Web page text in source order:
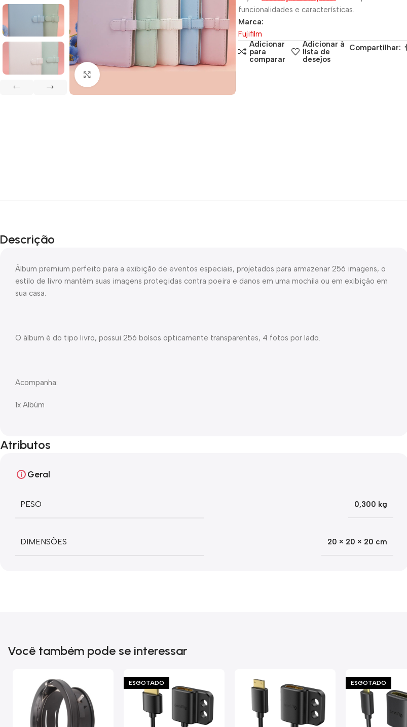
funcionalidades e características.
Marca:
Fujifilm
Adicionar
para
comparar
Adicionar à
lista de
desejos
Compartilhar:
Descrição
Álbum premium perfeito para a exibição de eventos especiais, projetados para armazenar 256 imagens, o
estilo de livro mantém suas imagens protegidas contra poeira e danos em uma mochila ou em exibição em
sua casa.
O álbum é do tipo livro, possui 256 bolsos opticamente transparentes, 4 fotos por lado.
Acompanha:
1x Albúm
Atributos
Geral
PESO 0,300 kg
DIMENSÕES 20 × 20 × 20 cm
Você também pode se interessar
ESGOTADO ESGOTADO